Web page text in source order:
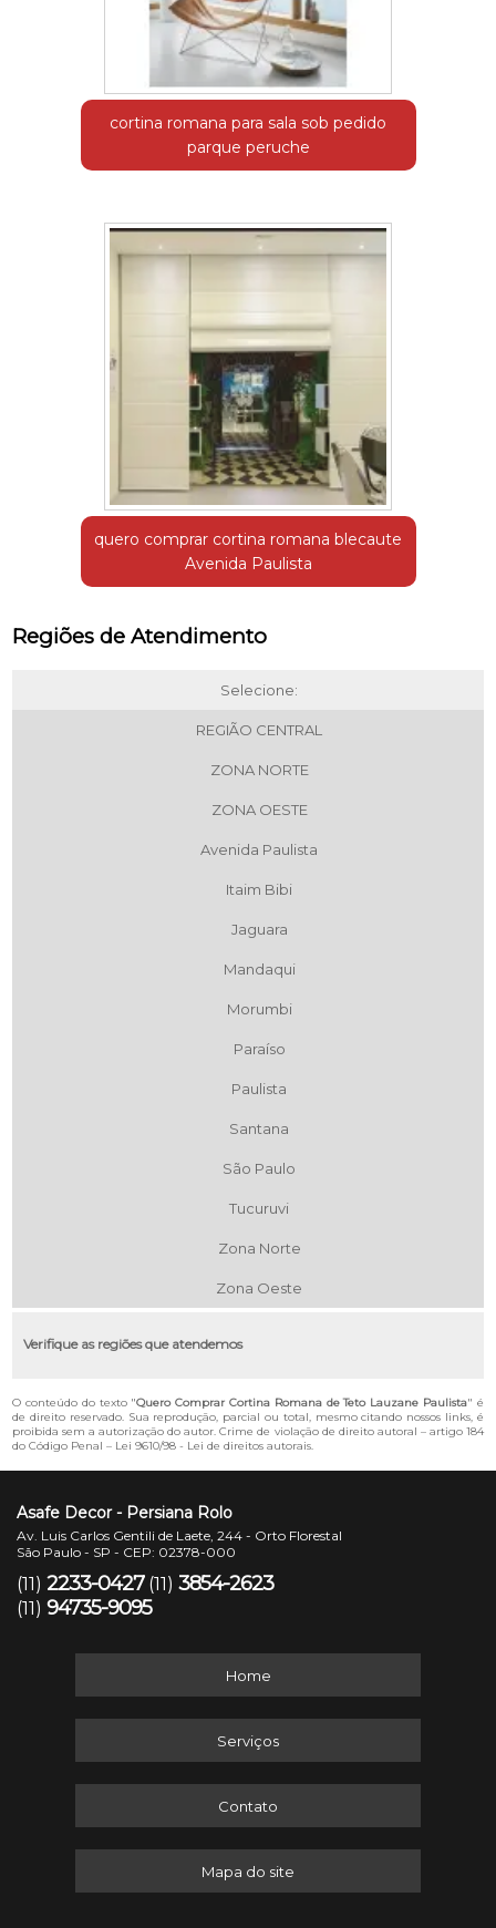
cortina romana para sala sob pedido
parque peruche
quero comprar cortina romana blecaute
Avenida Paulista
Regiões de Atendimento
Selecione:
REGIÃO CENTRAL
ZONA NORTE
ZONA OESTE
Avenida Paulista
Itaim Bibi
Jaguara
Mandaqui
Morumbi
Paraíso
Paulista
Santana
São Paulo
Tucuruvi
Zona Norte
Zona Oeste
Verifique as regiões que atendemos
O conteúdo do texto "Quero Comprar Cortina Romana de Teto Lauzane Paulista" é
de direito reservado. Sua reprodução, parcial ou total, mesmo citando nossos links, é
proibida sem a autorização do autor. Crime de violação de direito autoral – artigo 184
do Código Penal – Lei 9610/98 - Lei de direitos autorais.
Asafe Decor - Persiana Rolo
Av. Luis Carlos Gentili de Laete, 244 - Orto Florestal
São Paulo - SP - CEP: 02378-000
(11) 2233-0427 (11) 3854-2623
(11) 94735-9095
Home
Serviços
Contato
Mapa do site